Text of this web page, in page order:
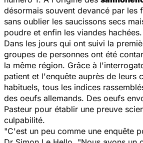
désormais souvent devancé par les
sans oublier les saucissons secs
poudre et enfin les viandes hachées.
Dans les jours qui ont suivi la
groupes de personnes ont été
la même région. Grâce à
patient et l'enquête auprès de leurs
habituels, tous les indices
des oeufs allemands. Des oeufs
Pasteur pour établir une preuve
culpabilité.
"C'est un peu comme une enquête